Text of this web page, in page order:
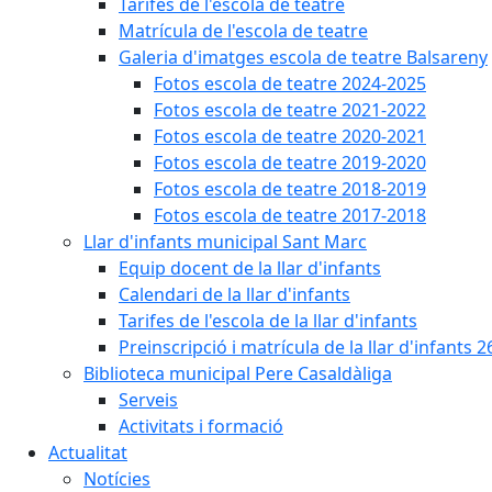
Matrícula de l'escola de teatre
Galeria d'imatges escola de teatre Balsareny
Fotos escola de teatre 2024-2025
Fotos escola de teatre 2021-2022
Fotos escola de teatre 2020-2021
Fotos escola de teatre 2019-2020
Fotos escola de teatre 2018-2019
Fotos escola de teatre 2017-2018
Llar d'infants municipal Sant Marc
Equip docent de la llar d'infants
Calendari de la llar d'infants
Tarifes de l'escola de la llar d'infants
Preinscripció i matrícula de la llar d'infants
Biblioteca municipal Pere Casaldàliga
Serveis
Activitats i formació
Actualitat
Notícies